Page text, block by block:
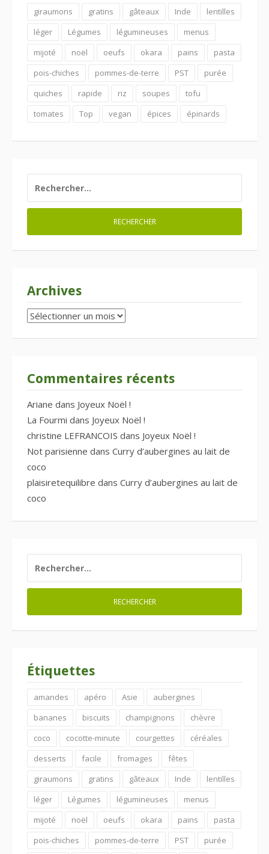
giraumons gratins gâteaux Inde
lentilles
léger
Légumes légumineuses
menus
mijoté
noël oeufs okara pains
pasta
pois-chiches
pommes-de-terre PST
purée
quiches
rapide riz soupes
tofu
tomates
Top vegan épices épinards
Archives
Archives
Commentaires récents
Ariane dans Joyeux Noël !
La Fourmi dans Joyeux Noël !
christine LEFRANCOIS dans Joyeux Noël !
Not parisienne dans Curry d’aubergines au lait de
coco
plaisiretequilibre dans Curry d’aubergines au lait de
coco
Étiquettes
amandes apéro Asie
aubergines
bananes
biscuits champignons
chèvre
coco
cocotte-minute courgettes
céréales
desserts
facile fromages
fêtes
giraumons
gratins gâteaux Inde
lentilles
léger
Légumes légumineuses
menus
mijoté
noël oeufs okara pains
pasta
pois-chiches
pommes-de-terre PST
purée